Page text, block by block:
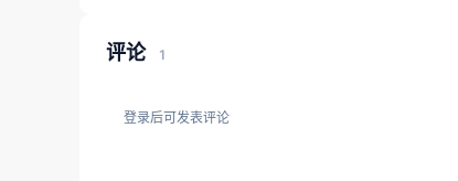
评论 1
登录后可发表评论